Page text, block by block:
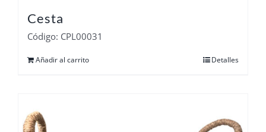
Cesta
Código: CPL00031
Añadir al carrito Detalles